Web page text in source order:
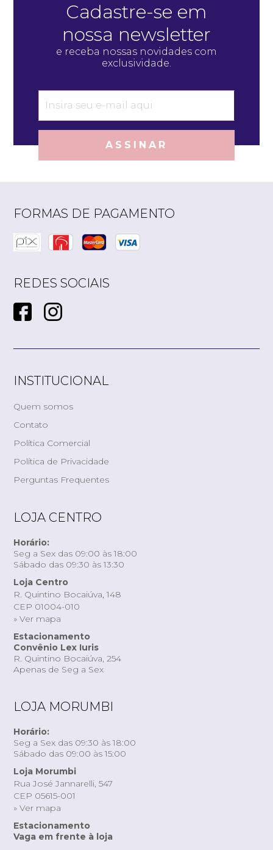
Cadastre-se em
nossa newsletter
e receba nossas novidades com
exclusividade.
ASSINAR
FORMAS DE PAGAMENTO
REDES SOCIAIS
INSTITUCIONAL
Quem somos
Contato
Política Comercial
Política de Privacidade
Perguntas Frequentes
LOJA CENTRO
Horário:
Seg a Sex das 09:00 às 18:00
Sábado das 09:30 às 13:30
Loja Centro
R. Quintino Bocaiúva, 148
CEP 01004-010
» Ver mapa
Estacionamento
Convênio Lex Iuris
R. Quintino Bocaiúva, 254
Apenas de Seg a Sex
LOJA MORUMBI
Horário:
Seg a Sex das 09:30 às 18:00
Sábado das 09:00 às 15:00
Loja Morumbi
Rua José Jannarelli, 547
CEP 05615-001
» Ver mapa
Estacionamento
Vaga em frente à loja